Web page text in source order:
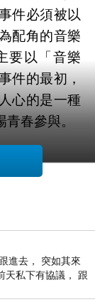
件必須被以
配角的音樂
要以「音樂
件的最初，
心的是一種
春參與。
控制。沒有
人知道五十
正塞在趕來
麼？李安
進去， 突如其來
天私下有協議， 跟